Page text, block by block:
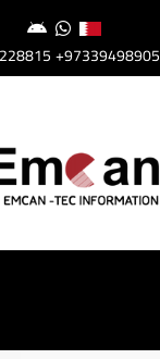
+97339498905